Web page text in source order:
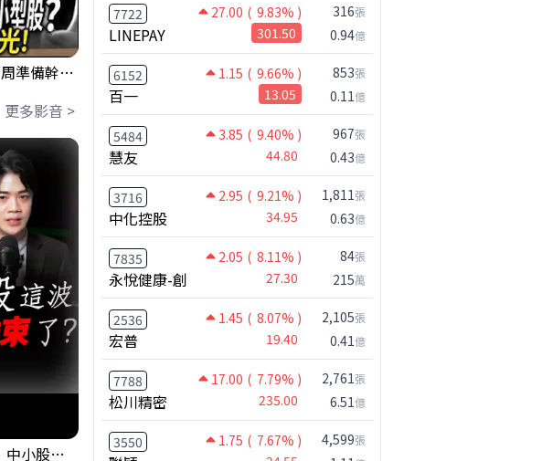
鴻海回測季線是機會還是危機!?下周準備幹大事?｜0807 #3661 #2317 #2317鴻海
更多影音 >
【該小心】中小股派對結束 ? 關鍵訊號都指向...
7722 27.00 ( 9.83% )
LINEPAY 301.50
316張
0.94億
6152 1.15 ( 9.66% )
百一 13.05
853張
0.11億
5484 3.85 ( 9.40% )
慧友 44.80
967張
0.43億
3716 2.95 ( 9.21% )
中化控股 34.95
1,811張
0.63億
7835 2.05 ( 8.11% )
永悅健康-創 27.30
84張
215萬
2536 1.45 ( 8.07% )
宏普 19.40
2,105張
0.41億
7788 17.00 ( 7.79% )
松川精密 235.00
2,761張
6.51億
3550 1.75 ( 7.67% ) 4,599張